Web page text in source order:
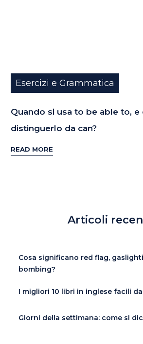
Esercizi e Grammatica
Quando si usa to be able to, e
distinguerlo da can?
READ MORE
Articoli
Cosa significano red flag,
bombing?
I migliori 10 libri in inglese facili
Giorni della settimana: come si